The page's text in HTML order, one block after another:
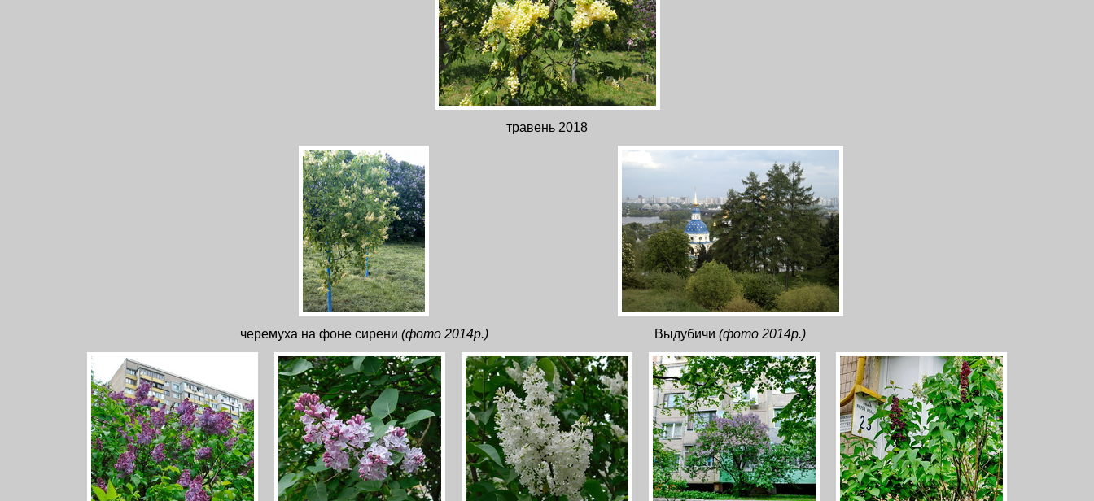
травень 2018
черемуха на фоне сирени (фото 2014р.) Выдубичи (фото 2014р.)